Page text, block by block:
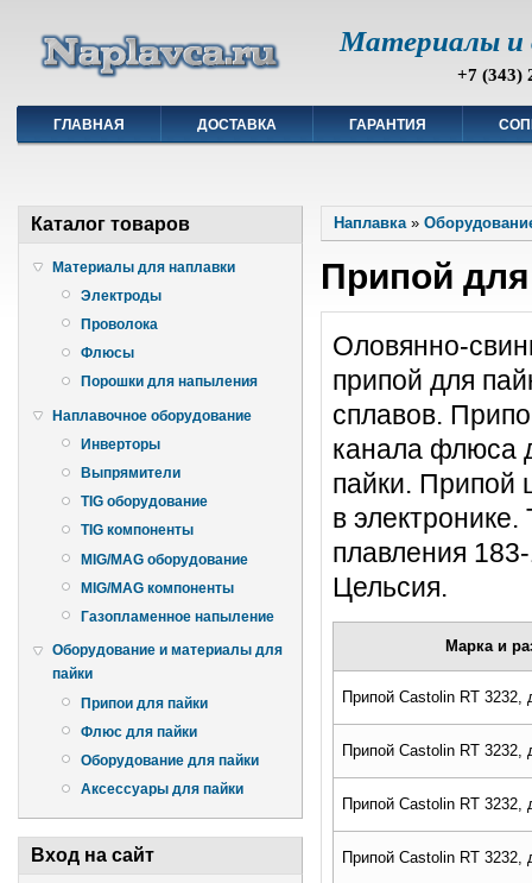
Материалы и
+7 (343)
ГЛАВНАЯ ДОСТАВКА ГАРАНТИЯ
Каталог товаров
Материалы для наплавки
Электроды
Проволока
Флюсы
Порошки для напыления
Наплавочное оборудование
Инверторы
Выпрямители
TIG оборудование
TIG компоненты
MIG/MAG оборудование
MIG/MAG компоненты
Газопламенное напыление
Оборудование и материалы для
пайки
Припои для пайки
Флюс для пайки
Оборудование для пайки
Аксессуары для пайки
Вход на сайт
Наплавка»
Припой для
Оловянно-
припой для
сплавов.
канала флюса
пайки. Припой
в
плавления
Цельсия.
Марка и
Припой Castolin RT 3232,
Припой Castolin RT 3232,
Припой Castolin RT 3232,
Припой Castolin RT 3232,